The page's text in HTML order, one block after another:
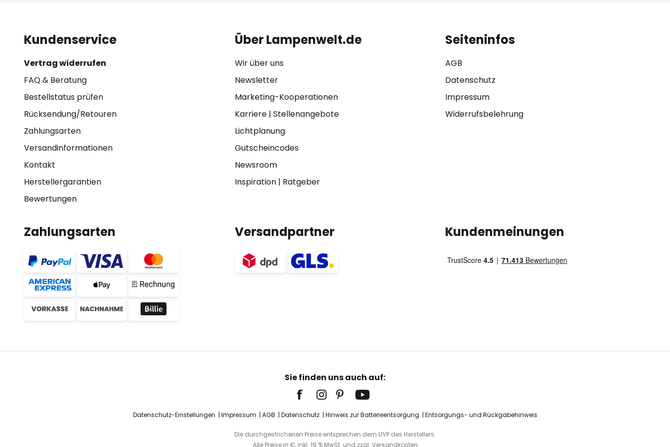
Kundenservice
Vertrag widerrufen
FAQ & Beratung
Bestellstatus prüfen
Rücksendung/Retouren
Zahlungsarten
Versandinformationen
Kontakt
Herstellergarantien
Bewertungen
Über Lampenwelt.de
Wir über uns
Newsletter
Marketing-Kooperationen
Karriere| Stellenangebote
Lichtplanung
Gutscheincodes
Newsroom
Inspiration| Ratgeber
Seiteninfos
AGB
Datenschutz
Impressum
Widerrufsbelehrung
Zahlungsarten Versandpartner Kundenmeinungen
Sie finden uns auch auf:
Datenschutz-Einstellungen Impressum AGB Datenschutz Hinweis zur Batterieentsorgung Entsorgungs- und Rückgabehinweis
Die durchgestrichenen Preise entsprechen dem UVP des Herstellers.
Alle Preise in €, inkl. 19 % MwSt. und zzgl. Versandkosten